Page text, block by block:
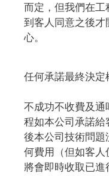
而定，但我們在
到客人同意之後
心。
任何承諾最終決定
不成功不收費及
程如本公司承諾
後本公司技術問
何費用（但如客
將會即時收取已